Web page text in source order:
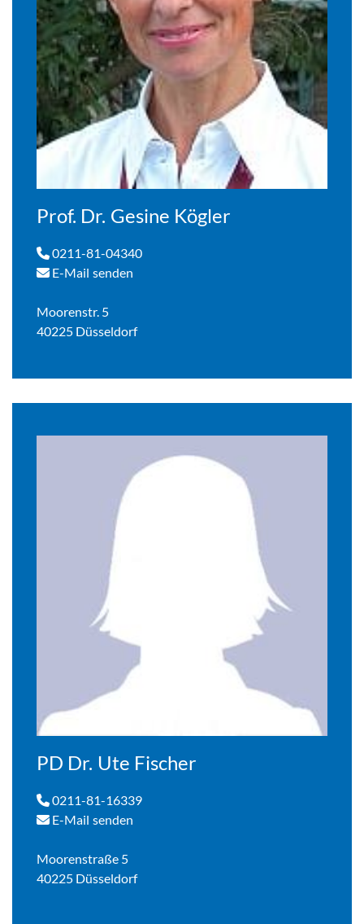
Prof. Dr. Gesine Kögler
0211-81-04340
E-Mail senden
Moorenstr. 5
40225 Düsseldorf
PD Dr. Ute Fischer
0211-81-16339
E-Mail senden
Moorenstraße 5
40225 Düsseldorf